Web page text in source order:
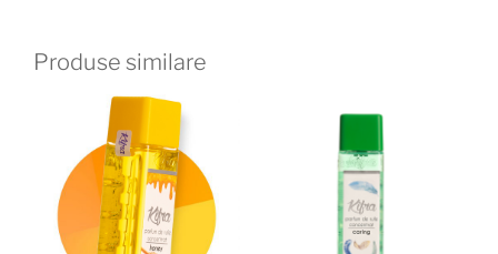
Produse similare